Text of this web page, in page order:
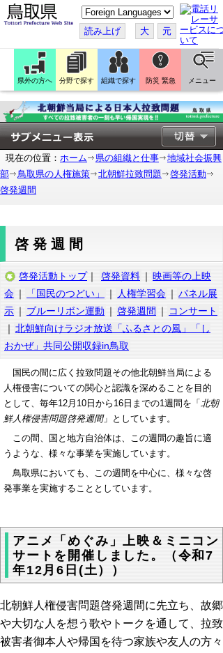
こ
の
ペ
ー
ジ
翻
訳
す
る
読み上げ 大 元
県外の方へ 分野で探す 組織で探す 防災 緊急 メニュー
現在の位置： ホーム 県の組織と仕事
地域社会振興
部
鳥取県の人権施策 北朝鮮拉致問題
啓発活動
啓発週間
啓発週間
啓発活動トップ｜ 啓発資料 ｜ 映画等の上映
会 ｜ 「国民のつどい」 ｜ 人権学習会 ｜ パネル展
示 ｜ ブルーリボン運動 ｜ 啓発週間 ｜
コンサート
｜ 北朝鮮向けラジオ放送「ふるさとの風」「し
おかぜ」共同公開収録in鳥取
国民の間に広く拉致問題その他北朝鮮当局による
人権侵害についての関心と認識を深めることを目的
として、毎年12月10日から16日までの1週間を「 北朝
鮮人権侵害問題啓発週間」としています。
この間、国と地方自治体は、この週間の趣旨に適
うような、様々な事業を実施しています。
鳥取県においても、この週間を中心に、様々な啓
発事業を実施することとしています。
アニメ「めぐみ」上映＆ミニコン
サートを開催しました。（令和7
年12月6日(土））
北朝鮮人権侵害問題啓発週間に先立ち、故郷
や大切な人を想う歌やトークを通して、拉致
被害者御本人や帰国を待つ家族や友人の方々